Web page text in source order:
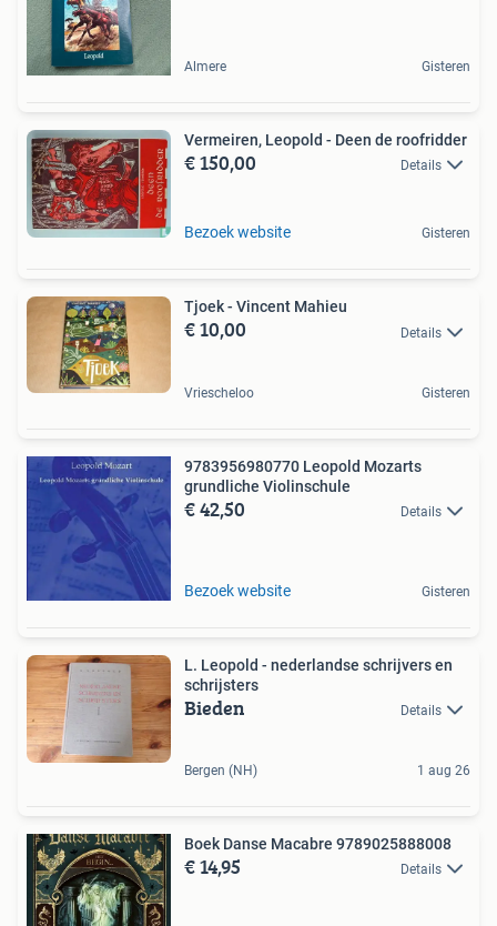
Almere Gisteren
Vermeiren, Leopold - Deen de roofridder
€ 150,00 Details
Bezoek website Gisteren
Tjoek - Vincent Mahieu
€ 10,00 Details
Vriescheloo Gisteren
9783956980770 Leopold Mozarts
grundliche Violinschule
€ 42,50 Details
Bezoek website Gisteren
L. Leopold - nederlandse schrijvers en
schrijsters
Bieden Details
Bergen (NH) 1 aug 26
Boek Danse Macabre 9789025888008
€ 14,95 Details